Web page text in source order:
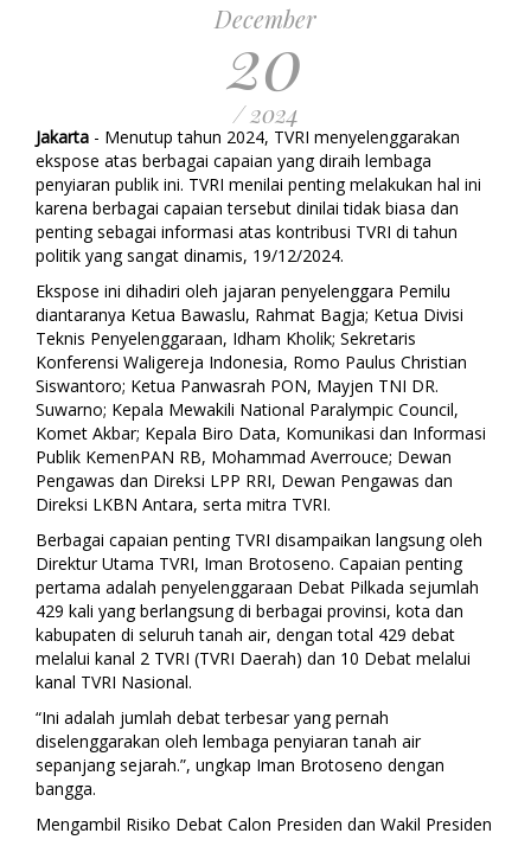
December
20
/ 2024
Jakarta - Menutup tahun 2024, TVRI menyelenggarakan
ekspose atas berbagai capaian yang diraih lembaga
penyiaran publik ini. TVRI menilai penting melakukan hal ini
karena berbagai capaian tersebut dinilai tidak biasa dan
penting sebagai informasi atas kontribusi TVRI di tahun
politik yang sangat dinamis, 19/12/2024.
Ekspose ini dihadiri oleh jajaran penyelenggara Pemilu
diantaranya Ketua Bawaslu, Rahmat Bagja; Ketua Divisi
Teknis Penyelenggaraan, Idham Kholik; Sekretaris
Konferensi Waligereja Indonesia, Romo Paulus Christian
Siswantoro; Ketua Panwasrah PON, Mayjen TNI DR.
Suwarno; Kepala Mewakili National Paralympic Council,
Komet Akbar; Kepala Biro Data, Komunikasi dan Informasi
Publik KemenPAN RB, Mohammad Averrouce; Dewan
Pengawas dan Direksi LPP RRI, Dewan Pengawas dan
Direksi LKBN Antara, serta mitra TVRI.
Berbagai capaian penting TVRI disampaikan langsung oleh
Direktur Utama TVRI, Iman Brotoseno. Capaian penting
pertama adalah penyelenggaraan Debat Pilkada sejumlah
429 kali yang berlangsung di berbagai provinsi, kota dan
kabupaten di seluruh tanah air, dengan total 429 debat
melalui kanal 2 TVRI (TVRI Daerah) dan 10 Debat melalui
kanal TVRI Nasional.
“Ini adalah jumlah debat terbesar yang pernah
diselenggarakan oleh lembaga penyiaran tanah air
sepanjang sejarah.”, ungkap Iman Brotoseno dengan
bangga.
Mengambil Risiko Debat Calon Presiden dan Wakil Presiden